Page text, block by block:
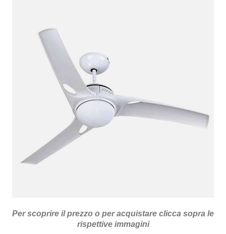
Per scoprire il prezzo o per acquistare clicca sopra le
rispettive immagini